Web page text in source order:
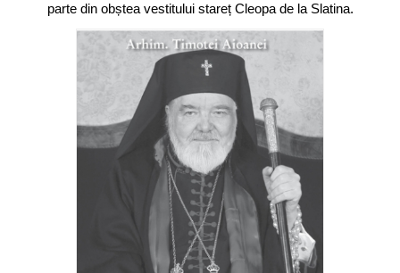
parte din obștea vestitului stareț Cleopa de la Slatina.